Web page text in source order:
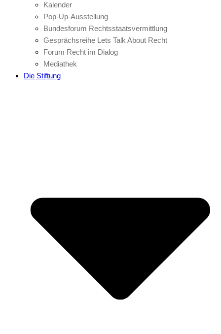
Kalender
Pop-Up-Ausstellung
Bundesforum Rechtsstaatsvermittlung
Gesprächsreihe Lets Talk About Recht
Forum Recht im Dialog
Mediathek
Die Stiftung